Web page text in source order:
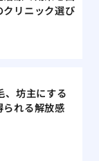
クリニック選び
、坊主にする
られる解放感